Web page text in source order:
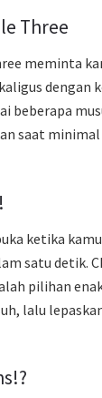
Three
meminta
dengan
beberapa
saat
ketika
satu detik.
pilihan
lalu